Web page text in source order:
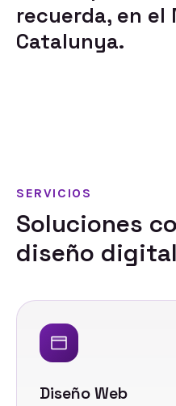
recuerda, en el
Catalunya.
SERVICIOS
Soluciones
diseño digital
Diseño Web